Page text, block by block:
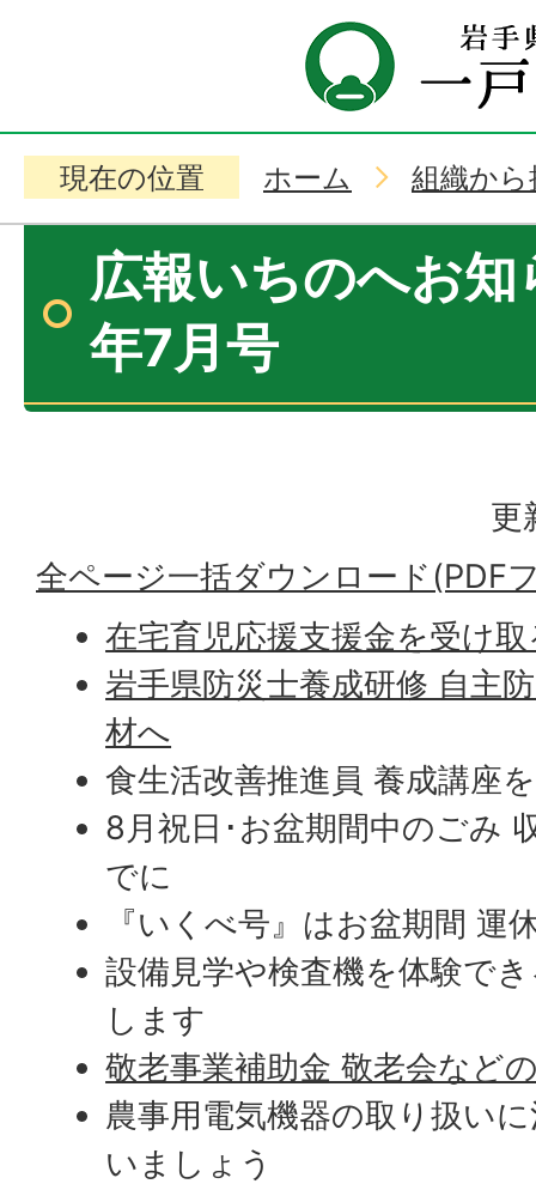
現在の位置 ホーム 組織か
広報いちのへお
年7月号
更
全ページ一括ダウンロード(PDF
在宅育児応援支援金を受け
岩手県防災士養成研修 自主
材へ
食生活改善推進員 養成講座
8月祝日･お盆期間中のごみ
でに
『いくべ号』はお盆期間 運
設備見学や検査機を体験で
します
敬老事業補助金 敬老会など
農事用電気機器の取り扱い
いましょう